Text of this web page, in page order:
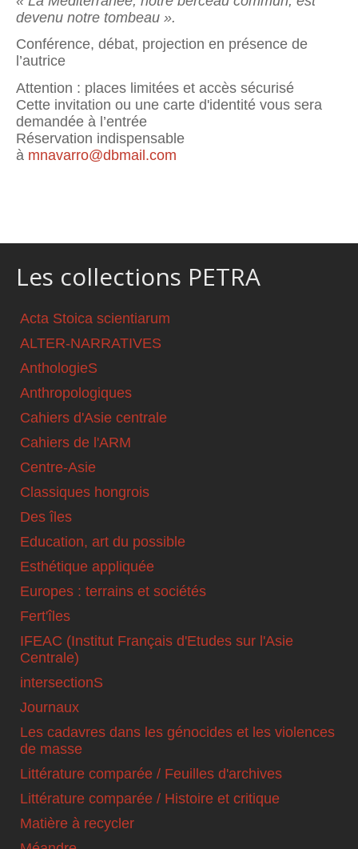
devenu notre tombeau ».
Conférence, débat, projection en présence de
l’autrice
Attention : places limitées et accès sécurisé
Cette invitation ou une carte d'identité vous sera
demandée à l’entrée
Réservation indispensable
à mnavarro@dbmail.com
Les collections PETRA
Acta Stoica scientiarum
ALTER-NARRATIVES
AnthologieS
Anthropologiques
Cahiers d'Asie centrale
Cahiers de l'ARM
Centre-Asie
Classiques hongrois
Des îles
Education, art du possible
Esthétique appliquée
Europes : terrains et sociétés
Fert'îles
IFEAC (Institut Français d'Etudes sur l'Asie
Centrale)
intersectionS
Journaux
Les cadavres dans les génocides et les violences
de masse
Littérature comparée / Feuilles d'archives
Littérature comparée / Histoire et critique
Matière à recycler